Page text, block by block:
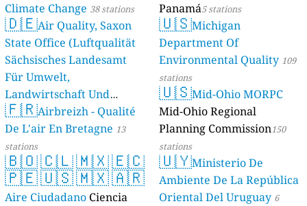
Climate Change 38 stations
🇩🇪Air Quality, Saxon
State Office (Luftqualität
Sächsisches Landesamt
Für Umwelt,
Landwirtschaft Und
Geologie) 50 stations
🇫🇷Airbreizh - Qualité
De L'air En Bretagne 13
stations
🇧🇴🇨🇱🇲🇽🇪🇨
🇵🇪🇺🇸🇲🇽🇦🇷
Aire Ciudadano Ciencia
Panamá5 stations
🇺🇸Michigan
Department Of
Environmental Quality 109
stations
🇺🇸Mid-Ohio MORPC
Mid-Ohio Regional
Planning Commission150
stations
🇺🇾Ministerio De
Ambiente De La República
Oriental Del Uruguay 6